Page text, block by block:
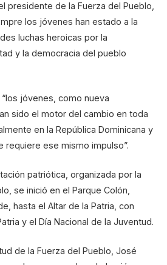
presidente de la Fuerza del Pueblo,
los jóvenes han estado a la
luchas heroicas por la
y la democracia del pueblo
jóvenes, como nueva
sido el motor del cambio en toda
en la República Dominicana y
ese mismo impulso”.
patriótica, organizada por la
se inició en el Parque Colón,
hasta el Altar de la Patria, con
y el Día Nacional de la Juventud.
de la Fuerza del Pueblo, José